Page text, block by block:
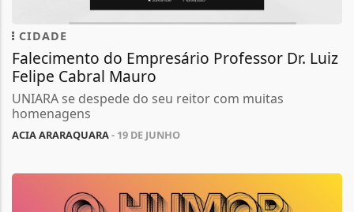
CIDADE
Falecimento do Empresário Professor Dr. Luiz
Felipe Cabral Mauro
UNIARA se despede do seu reitor com muitas
homenagens
ACIA ARARAQUARA- 19 DE JUNHO